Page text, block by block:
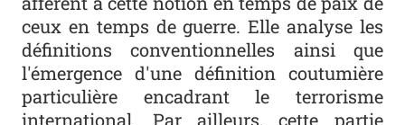
ceux en temps de guerre. Elle analyse les
définitions conventionnelles ainsi que
l'émergence d'une définition coutumière
particulière encadrant le terrorisme
international. Par ailleurs, cette partie